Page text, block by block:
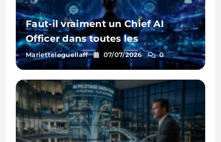
Faut-il vraiment un Chief AI
Officer dans toutes les
entreprises ?
Marietteleguellaff 07/07/2026 0